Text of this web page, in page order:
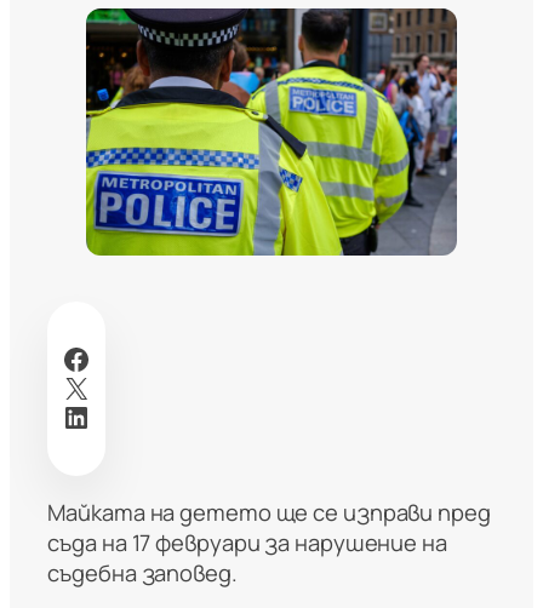
Facebook
X
LinkedIn
Майката на детето ще се изправи пред
съда на 17 февруари за нарушение на
съдебна заповед.